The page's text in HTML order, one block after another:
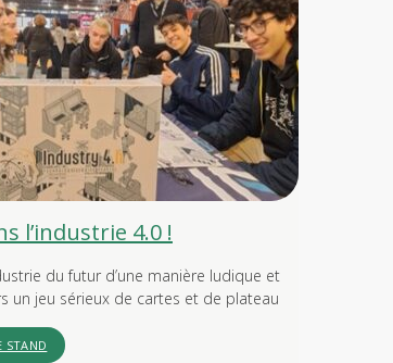
l’industrie 4.0 !
du futur d’une manière ludique et
un jeu sérieux de cartes et de plateau
STAND